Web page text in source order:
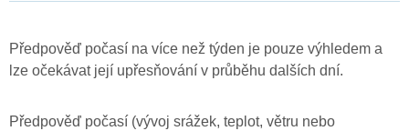
Předpověď počasí na více než týden je pouze výhledem a
lze očekávat její upřesňování v průběhu dalších dní.
Předpověď počasí (vývoj srážek, teplot, větru nebo